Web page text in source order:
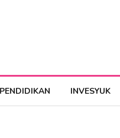
PENDIDIKAN INVESYUK